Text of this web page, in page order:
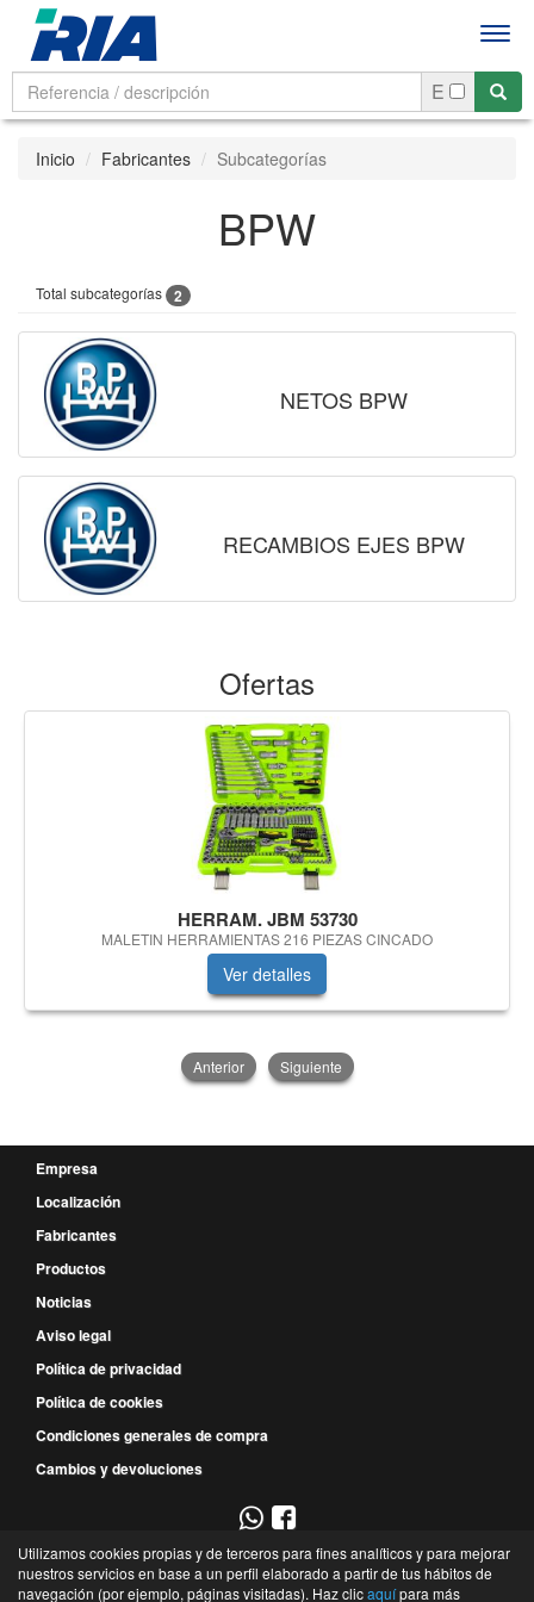
E
Inicio Fabricantes Subcategorías
BPW
Total subcategorías 2
NETOS BPW
RECAMBIOS EJES BPW
Ofertas
HERRAM. JBM 53730
MALETIN HERRAMIENTAS 216 PIEZAS CINCADO
Ver detalles
Anterior Siguiente
Empresa
Localización
Fabricantes
Productos
Noticias
Aviso legal
Política de privacidad
Política de cookies
Condiciones generales de compra
Cambios y devoluciones
967 52 29 00
P.E. Campollano - Avda. 4ª, 9 - Nave 3B - 02007 - Albacete - Albacete - España
Utilizamos cookies propias y de terceros para fines analíticos y para mejorar
nuestros servicios en base a un perfil elaborado a partir de tus hábitos de
navegación (por ejemplo, páginas visitadas). Haz clicaquípara más